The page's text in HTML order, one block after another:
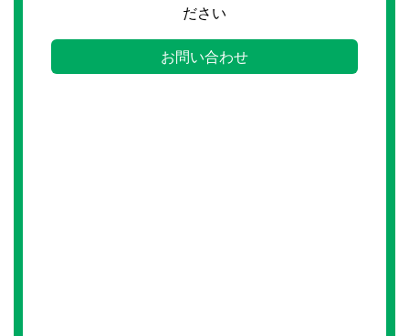
ださい
お問い合わせ